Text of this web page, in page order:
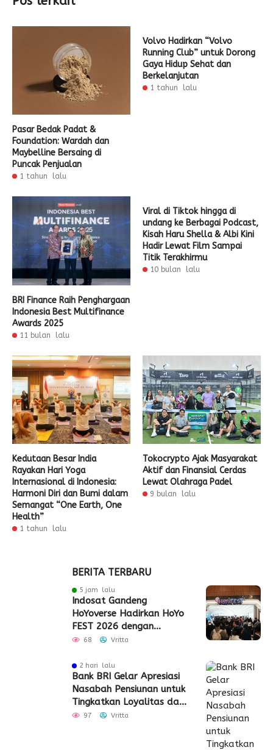
Pasar Bedak Padat &
Foundation: Wardah dan
Maybelline Bersaing di
Puncak Penjualan
1 tahun lalu
Volvo Hadirkan “Volvo
Running Club” untuk Dorong
Gaya Hidup Sehat dan
Berkelanjutan
1 tahun lalu
BRI Finance Raih Penghargaan
Indonesia Best Multifinance
Awards 2025
11 bulan lalu
Viral di Tiktok hingga di
undang ke Berbagai Podcast,
Kisah Haru Shella & Albi Kini
Hadir Lewat Film Sampai
Titik Terakhirmu
10 bulan lalu
Kedutaan Besar India
Rayakan Hari Yoga
Internasional di Indonesia:
Harmoni Diri dan Bumi dalam
Semangat “One Earth, One
Health”
1 tahun lalu
Tokocrypto Ajak Masyarakat
Aktif dan Finansial Cerdas
Lewat Olahraga Padel
9 bulan lalu
BERITA TERBARU
5 jam lalu
Indosat Gandeng
HoYoverse Hadirkan HoYo
FEST 2026 dengan
Dukungan 5G
68 Vritta
2 hari lalu
Bank BRI Gelar Apresiasi
Nasabah Pensiunan untuk
Tingkatkan Loyalitas dan
Pengalaman Layanan
97 Vritta